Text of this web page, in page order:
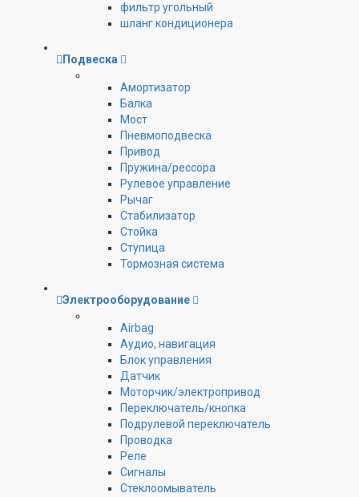
фильтр угольный
шланг кондиционера
Подвеска
Амортизатор
Балка
Мост
Пневмоподвеска
Привод
Пружина/рессора
Рулевое управление
Рычаг
Стабилизатор
Стойка
Ступица
Тормозная система
Электрооборудование
Airbag
Аудио, навигация
Блок управления
Датчик
Моторчик/электропривод
Переключатель/кнопка
Подрулевой переключатель
Проводка
Реле
Сигналы
Стеклоомыватель